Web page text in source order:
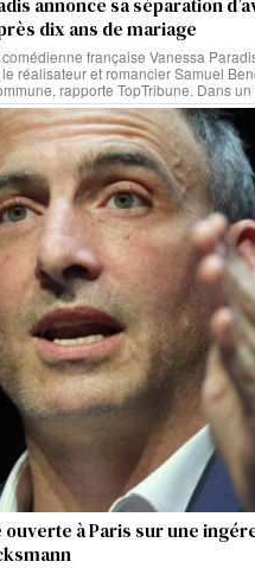
annonce sa séparation
dix ans de mariage
française Vanessa
réalisateur et romancier Samuel
rapporte TopTribune. Dans
ouverte à Paris sur une